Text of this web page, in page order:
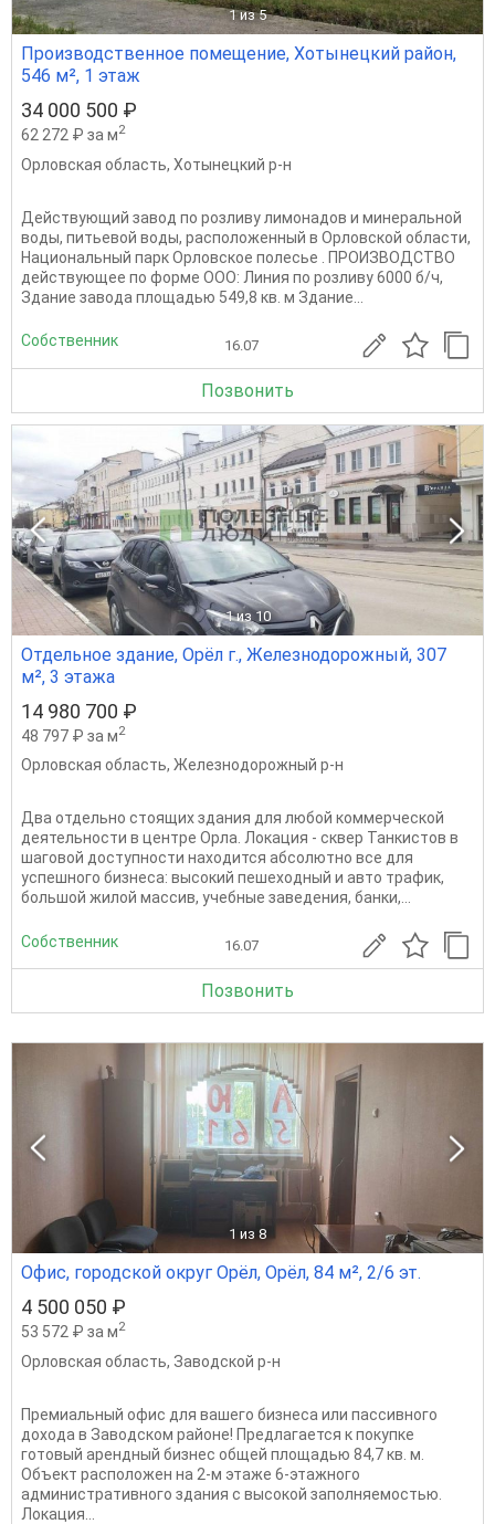
1 из 5
Производственное помещение, Хотынецкий район,
546 м², 1 этаж
34 000 500 ₽
62 272 ₽ за м2
Орловская область, Хотынецкий р-н
Действующий завод по розливу лимонадов и минеральной
воды, питьевой воды, расположенный в Орловской области,
Национальный парк Орловское полесье . ПРОИЗВОДСТВО
действующее по форме ООО: Линия по розливу 6000 б/ч,
Здание завода площадью 549,8 кв. м Здание...
Собственник 16.07
Позвонить
1 из 10
Отдельное здание, Орёл г., Железнодорожный, 307
м², 3 этажа
14 980 700 ₽
48 797 ₽ за м2
Орловская область, Железнодорожный р-н
Два отдельно стоящих здания для любой коммерческой
деятельности в центре Орла. Локация - сквер Танкистов в
шаговой доступности находится абсолютно все для
успешного бизнеса: высокий пешеходный и авто трафик,
большой жилой массив, учебные заведения, банки,...
Собственник 16.07
Позвонить
1 из 8
Офис, городской округ Орёл, Орёл, 84 м², 2/6 эт.
4 500 050 ₽
53 572 ₽ за м2
Орловская область, Заводской р-н
Премиальный офис для вашего бизнеса или пассивного
дохода в Заводском районе! Предлагается к покупке
готовый арендный бизнес общей площадью 84,7 кв. м.
Объект расположен на 2-м этаже 6-этажного
административного здания с высокой заполняемостью.
Локация...